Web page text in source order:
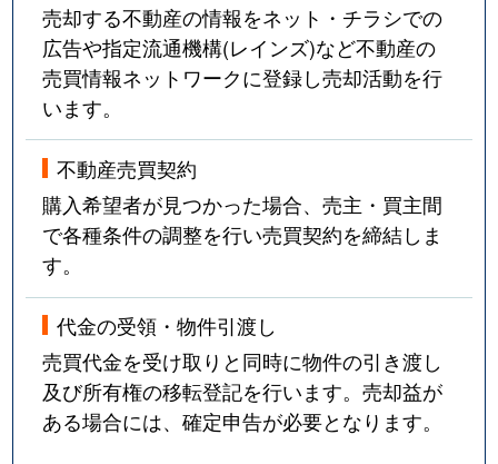
売却する不動産の情報をネット・チラシでの
広告や指定流通機構(レインズ)など不動産の
売買情報ネットワークに登録し売却活動を行
います。
不動産売買契約
購入希望者が見つかった場合、売主・買主間
で各種条件の調整を行い売買契約を締結しま
す。
代金の受領・物件引渡し
売買代金を受け取りと同時に物件の引き渡し
及び所有権の移転登記を行います。売却益が
ある場合には、確定申告が必要となります。